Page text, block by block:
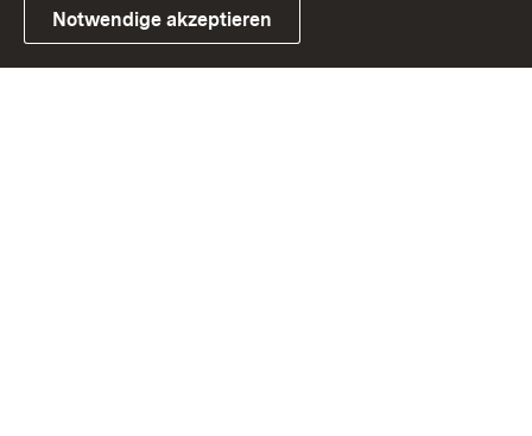
Link zum Landesportal
Notwendige akzeptieren